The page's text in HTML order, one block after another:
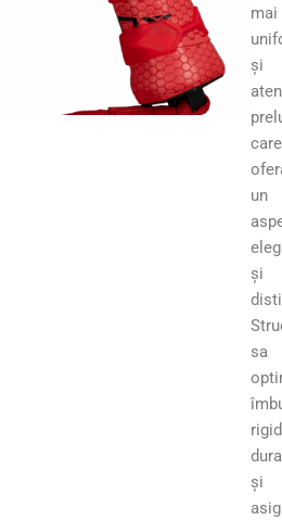
mai
și
care
un
și
sa
și